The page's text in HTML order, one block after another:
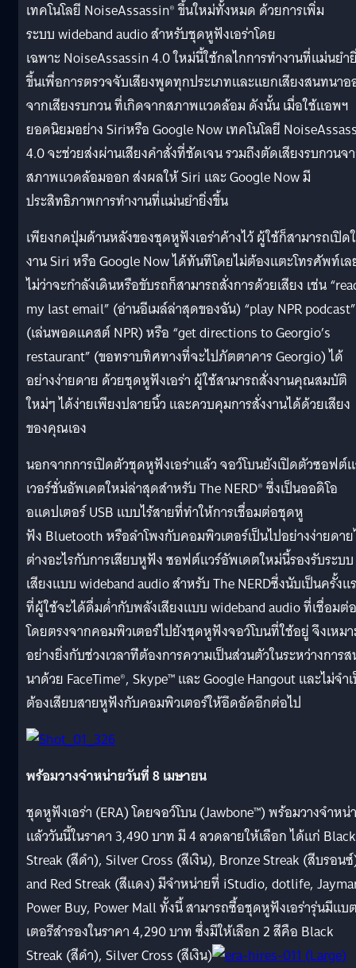
เทคโนโลยี NoiseAssassin® ขึ้นใหม่ทั้งหมด ด้วยการเพิ่ม
ระบบ wideband audio สำหรับชุดหูฟังเอร่าโดย
เฉพาะ NoiseAssassin 4.0 ใหม่นี้ใช้กลไกการทำงานที่แม่นยำ
ขึ้นเพื่อการตรวจจับเสียงพูดทุกประเภทและแยกเสียงสนทนาอ
จากเสียงรบกวน ที่เกิดจากสภาพแวดล้อม ดังนั้น เมื่อใช้แอพฯ
ยอดนิยมอย่าง Siriหรือ Google Now เทคโนโลยี
4.0 จะช่วยส่งผ่านเสียงคำสั่งที่ชัดเจน รวมถึงตัดเสียงรบกวนจ
สภาพแวดล้อมออก ส่งผลให้ Siri และ Google Now มี
ประสิทธิภาพการทำงานที่แม่นยำยิ่งขึ้น
เพียงกดปุ่มด้านหลังของชุดหูฟังเอร่าค้างไว้ ผู้ใช้ก็สามารถเปิด
งาน Siri หรือ Google Now ได้ทันทีโดยไม่ต้องแตะโทรศัพท์เ
ไม่ว่าจะกำลังเดินหรือขับรถก็สามารถสั่งการด้วยเสียง เช่น
my last email” (อ่านอีเมล์ล่าสุดของฉัน) “play NPR podcast”
(เล่นพอดแคสต์ NPR) หรือ “get directions to Georgio’s
restaurant” (ขอทราบทิศทางที่จะไปภัตตาคาร Georgio) ได้
อย่างง่ายดาย ด้วยชุดหูฟังเอร่า ผู้ใช้สามารถสั่งงานคุณสมบัติ
ใหม่ๆ ได้ง่ายเพียงปลายนิ้ว และควบคุมการสั่งงานได้ด้วยเสียง
ของคุณเอง
นอกจากการเปิดตัวชุดหูฟังเอร่าแล้ว จอว์โบนยังเปิดตัวซอฟต์
เวอร์ชั่นอัพเดตใหม่ล่าสุดสำหรับ The NERD® ซึ่งเป็นออดิโอ
อแดปเตอร์ USB แบบไร้สายที่ทำให้การเชื่อมต่อชุดหู
ฟัง Bluetooth หรือลำโพงกับคอมพิวเตอร์เป็นไปอย่างง่ายดา
ต่างอะไรกับการเสียบหูฟัง ซอฟต์แวร์อัพเดตใหม่นี้รองรับระบบ
เสียงแบบ wideband audio สำหรับ The NERDซึ่งนับเป็นครั้งแ
ที่ผู้ใช้จะได้ดื่มด่ำกับพลังเสียงแบบ wideband audio ที่เชื่อมต่อ
โดยตรงจากคอมพิวเตอร์ไปยังชุดหูฟังจอว์โบนที่ใช้อยู่ จึงเหม
อย่างยิ่งกับช่วงเวลาที่ต้องการความเป็นส่วนตัวในระหว่างการ
นาด้วย FaceTime®, Skype™ และ Google Hangout และไม่จำ
ต้องเสียบสายหูฟังกับคอมพิวเตอร์ให้อึดอัดอีกต่อไป
พร้อมวางจำหน่ายวันที่8 เมษายน
ชุดหูฟังเอร่า (ERA) โดยจอว์โบน (Jawbone™) พร้อมวางจำหน่
แล้ววันนี้ในราคา 3,490 บาท มี 4 ลวดลายให้เลือก ได้แก่ Black
Streak (สีดำ), Silver Cross (สีเงิน), Bronze Streak (สีบรอน
and Red Streak (สีแดง) มีจำหน่ายที่ iStudio, dotlife,
Power Buy, Power Mall ทั้งนี้ สามารถซื้อชุดหูฟังเอร่ารุ่นมีแบ
เตอรีสำรองในราคา 4,290 บาท ซึ่งมีให้เลือก 2 สีคือ Black
Streak (สีดำ), Silver Cross (สีเงิน)